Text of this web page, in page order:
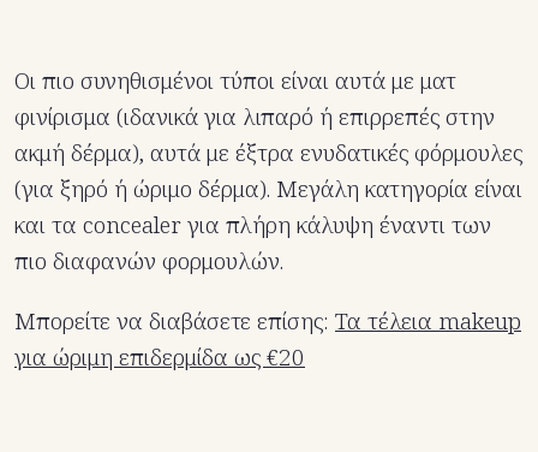
Οι πιο συνηθισμένοι τύποι είναι αυτά με ματ
φινίρισμα (ιδανικά για λιπαρό ή επιρρεπές στην
ακμή δέρμα), αυτά με έξτρα ενυδατικές φόρμουλες
(για ξηρό ή ώριμο δέρμα). Μεγάλη κατηγορία είναι
και τα concealer για πλήρη κάλυψη έναντι των
πιο διαφανών φορμουλών.
Μπορείτε να διαβάσετε επίσης: Τα τέλεια makeup
για ώριμη επιδερμίδα ως €20